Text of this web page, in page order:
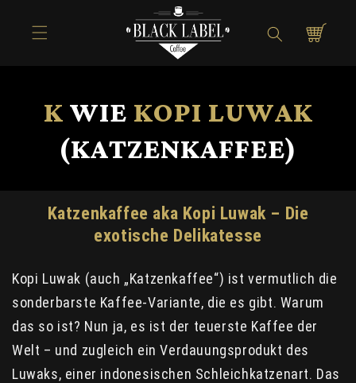
Inhalt
Warenkorb
K WIE KOPI LUWAK
(KATZENKAFFEE)
Katzenkaffee aka Kopi Luwak – Die
exotische Delikatesse
Kopi Luwak (auch „Katzenkaffee“) ist vermutlich die
sonderbarste Kaffee-Variante, die es gibt. Warum
das so ist? Nun ja, es ist der teuerste Kaffee der
Welt – und zugleich ein Verdauungsprodukt des
Luwaks, einer indonesischen Schleichkatzenart. Das